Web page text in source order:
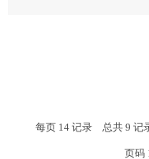
每页 14 记录 总共 9 记
页码